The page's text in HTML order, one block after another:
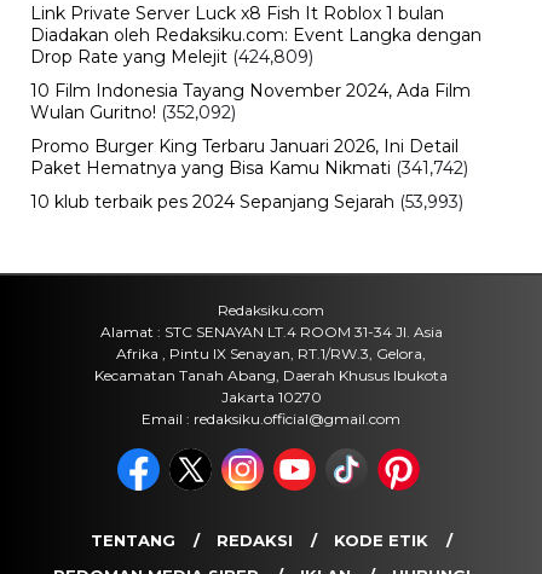
Link Private Server Luck x8 Fish It Roblox 1 bulan
Diadakan oleh Redaksiku.com: Event Langka dengan
Drop Rate yang Melejit (424,809)
10 Film Indonesia Tayang November 2024, Ada Film
Wulan Guritno! (352,092)
Promo Burger King Terbaru Januari 2026, Ini Detail
Paket Hematnya yang Bisa Kamu Nikmati (341,742)
10 klub terbaik pes 2024 Sepanjang Sejarah (53,993)
Redaksiku.com
Alamat : STC SENAYAN LT.4 ROOM 31-34 Jl. Asia
Afrika , Pintu IX Senayan, RT.1/RW.3, Gelora,
Kecamatan Tanah Abang, Daerah Khusus Ibukota
Jakarta 10270
Email : redaksiku.official@gmail.com
TENTANG REDAKSI
KODE ETIK